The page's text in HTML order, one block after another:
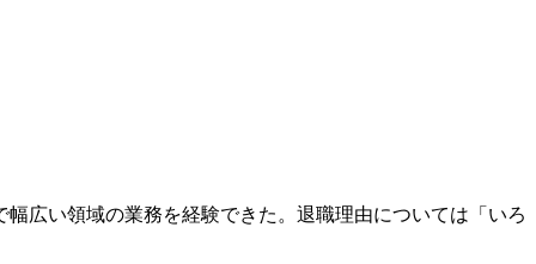
広い領域の業務を経験できた。退職理由については「いろ